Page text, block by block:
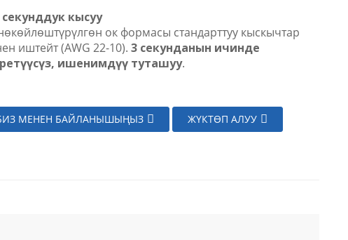
секунддук кысуу
ок формасы стандарттуу кыскычтар
иштейт (AWG 22-10). 3 секунданын ичинде
ишенимдүү туташуу.
МЕНЕН БАЙЛАНЫШЫҢЫЗ ЖҮКТӨП АЛУУ